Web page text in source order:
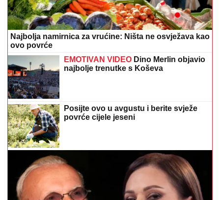
Najbolja namirnica za vrućine: Ništa ne osvježava kao
ovo povrće
EMOTIVAN VIDEO Dino Merlin objavio
najbolje trenutke s Koševa
Posijte ovo u avgustu i berite svježe
povrće cijele jeseni